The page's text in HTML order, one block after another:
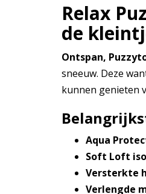
Relax
de
Ontspan,
sneeuw. Deze
kunnen genieten
Aqua
Soft Loft
Versterkte
Verlengde